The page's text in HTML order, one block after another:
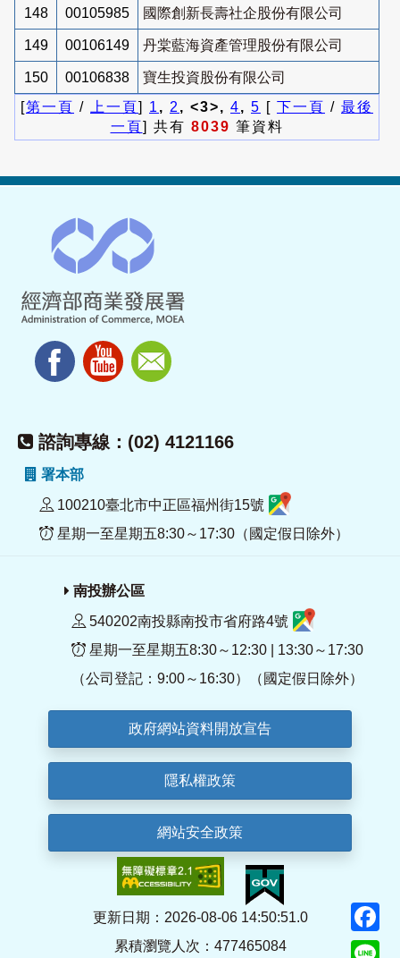
148 00105985 國際創新長壽社企股份有限公司
149 00106149 丹棠藍海資產管理股份有限公司
150 00106838
寶生投資股份有限公司
[第一頁 / 上一頁] 1 , 2 , <3>, 4, 5 [ 下一頁 / 最後
一頁] 共有 8039 筆資料
諮詢專線：(02) 4121166
署本部
100210臺北市中正區福州街15號
星期一至星期五8:30～17:30（國定假日除外）
南投辦公區
540202南投縣南投市省府路4號
星期一至星期五8:30～12:30 | 13:30～17:30
（公司登記：9:00～16:30）（國定假日除外）
政府網站資料開放宣告
隱私權政策
網站安全政策
更新日期：2026-08-06 14:50:51.0
累積瀏覽人次：477465084